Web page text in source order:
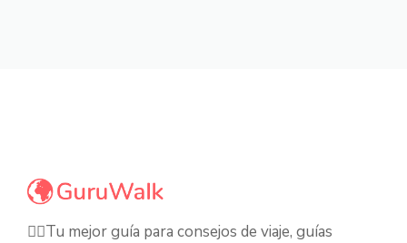
🚶‍♂️Tu mejor guía para consejos de viaje, guías